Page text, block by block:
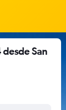
San